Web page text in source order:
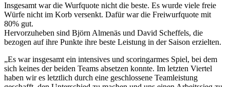
Insgesamt war die Wurfquote nicht die beste. Es wurde viele freie
Würfe nicht im Korb versenkt. Dafür war die Freiwurfquote mit
80% gut.
Hervorzuheben sind Björn Almenäs und David Scheffels, die
bezogen auf ihre Punkte ihre beste Leistung in der Saison erzielten.
„Es war insgesamt ein intensives und scoringarmes Spiel, bei dem
sich keines der beiden Teams absetzen konnte. Im letzten Viertel
haben wir es letztlich durch eine geschlossene Teamleistung